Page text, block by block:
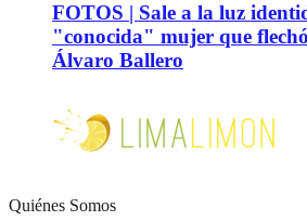
FOTOS | Sale a la luz
"conocida" mujer que
Álvaro Ballero
Quiénes Somos